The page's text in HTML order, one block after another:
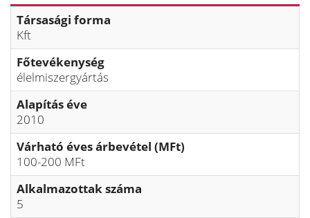
Társasági forma
Kft
Főtevékenység
élelmiszergyártás
Alapítás éve
2010
Várható éves árbevétel (MFt)
100-200 MFt
Alkalmazottak száma
5